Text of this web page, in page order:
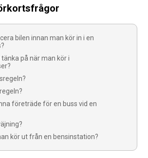
bilen innan man kör in i en
på när man kör i
företräde för en buss vid en
kör ut från en bensinstation?